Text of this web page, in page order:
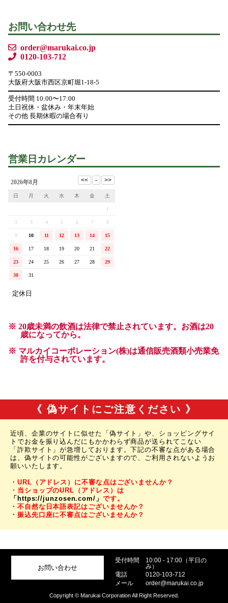
《 偽サイトにご注意ください 》
近頃、企業のサイトに似せた「偽サイト」や、ショッピングサイ
トでお金を振り込んだにもかかわらず商品が送られてこない
「詐欺サイト」が急増しております。下記の不審な点がある場合
は、偽サイトの可能性がございますので、ご利用されないようお
願いいたします。
・URL（アドレス）に不審な点はございませんか？
・当ショップのURL（アドレス）は
「https://junzosen.com/」 です。
・不自然な日本語表記はございませんか？
・振込先口座に不審点はございませんか？
お問い合わせ
受付時間
10:00 - 17:00（平日の
み）
電話
0120-103-712
メール
order@marukai.co.jp
Copyright © Marukai Corporation All Right Reserved.